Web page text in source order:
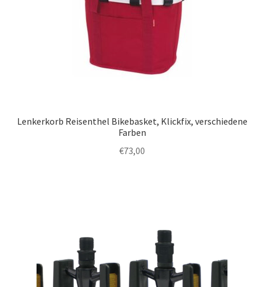
Lenkerkorb Reisenthel Bikebasket, Klickfix, verschiedene
Farben
€73,00